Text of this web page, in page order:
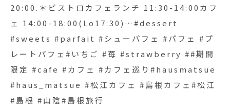
20:00.＊ビストロカフェランチ 11:30-14:00カフ
ェ 14:00-18:00(Lo17:30)…#dessert
#sweets #parfait #シューパフェ #パフェ #プ
レートパフェ#いちご #苺 #strawberry ##期間
限定 #cafe #カフェ #カフェ巡り#hausmatsue
#haus_matsue #松江カフェ #島根カフェ#松江
#島根 #山陰#島根旅行